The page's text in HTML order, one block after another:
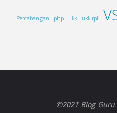
Percabangan php ukk ukk rpl
©2021 Blog